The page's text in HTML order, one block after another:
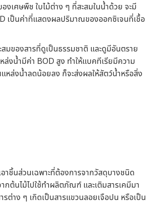
ศษพืช ใบไม้ต่าง ๆ ที่สะสมในน้ำด้วย จะมี
เป็นค่าที่แสดงผลปริมาณของออกซิเจนที่เชื้อ
มของสารที่ดูเป็นธรรมชาติ และดูมีอันตราย
ล่งน้ำมีค่า BOD สูง ทำให้แบคทีเรียมีความ
หล่งน้ำลดน้อยลง ก็จะส่งผลให้สัตว์น้ำหรือสิ่ง
าชิ้นส่วนเฉพาะที่ต้องการจากวัสดุบางชนิด
กต้นไม้ไปใช้ทำผลิตภัณฑ์ และเติมสารเคมีมา
รต่าง ๆ เกิดเป็นสารแขวนลอยเจือปน หรือเป็น